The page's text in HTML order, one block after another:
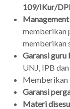
109/IKur/
memberikan
memberikan
Garansi guru
UNJ, IPB
Memberikan
Garansi
Materi